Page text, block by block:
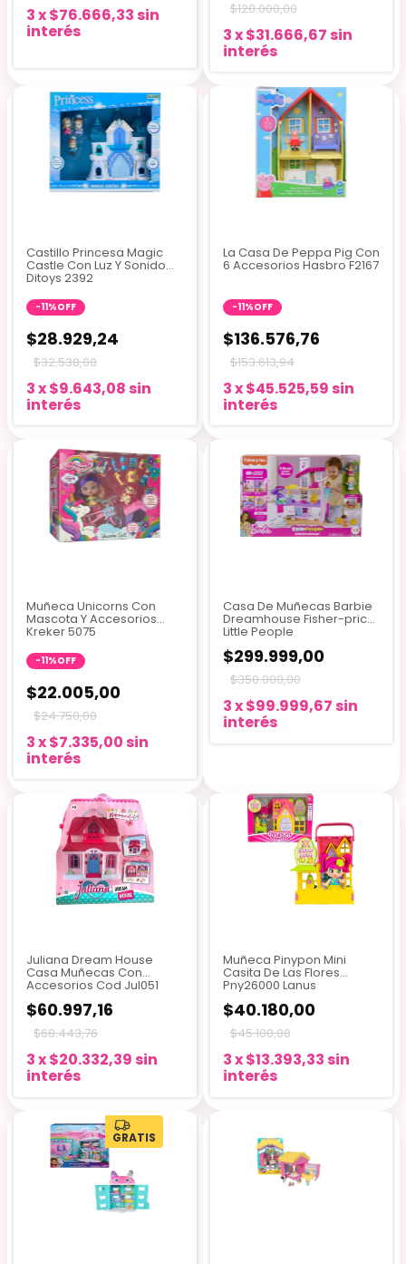
3x$76.666,33 sin
interés
$120.000,00
3x$31.666,67 sin
interés
Castillo Princesa Magic
Castle Con Luz Y Sonido
Ditoys 2392
-11%OFF
$28.929,24
$32.538,00
3x$9.643,08 sin
interés
La Casa De Peppa Pig Con
6 Accesorios Hasbro F2167
-11%OFF
$136.576,76
$153.613,94
3x$45.525,59 sin
interés
Muñeca Unicorns Con
Mascota Y Accesorios
Kreker 5075
-11%OFF
$22.005,00
$24.750,00
3x$7.335,00 sin
interés
Casa De Muñecas Barbie
Dreamhouse Fisher-price
Little People
$299.999,00
$350.000,00
3x$99.999,67 sin
interés
Juliana Dream House
Casa Muñecas Con
Accesorios Cod Jul051
$60.997,16
$68.443,76
3x$20.332,39 sin
interés
Muñeca Pinypon Mini
Casita De Las Flores
Pny26000 Lanus
$40.180,00
$45.100,00
3x$13.393,33 sin
interés
GRATIS